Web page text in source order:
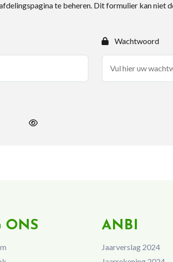
te beheren. Dit formulier kan niet
Wachtwoord
ONS ANBI
Jaarverslag 2024